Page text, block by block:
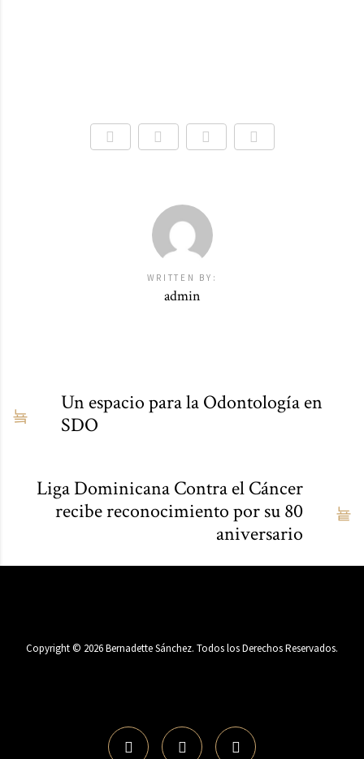
WRITTEN BY:
admin
Un espacio para la Odontología en
SDO
Liga Dominicana Contra el Cáncer
recibe reconocimiento por su 80
aniversario
Copyright © 2026Bernadette Sánchez. Todos los Derechos Reservados.